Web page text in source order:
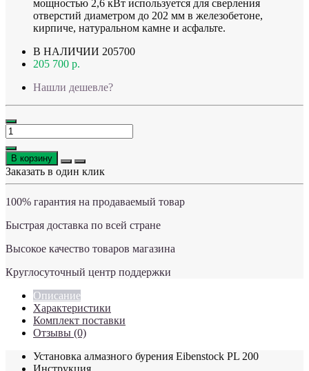
мощностью 2,6 кВт используется для сверления
отверстий диаметром до 202 мм в железобетоне,
кирпиче, натуральном камне и асфальте.
В НАЛИЧИИ 205700
205 700 р.
Нашли дешевле?
В корзину
Заказать в один клик
100% гарантия на продаваемый товар
Быстрая доставка по всей стране
Высокое качество товаров магазина
Круглосуточный центр поддержки
Описание
Характеристики
Комплект поставки
Отзывы (0)
Установка алмазного бурения Eibenstock PL 200
Инструкция